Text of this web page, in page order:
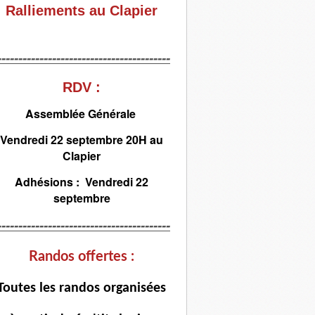
Ralliements au Clapier
RDV :
Assemblée Générale
Vendredi 22 septembre 20H au
Clapier
Adhésions : Vendredi 22
septembre
Randos offertes :
outes les randos organisées